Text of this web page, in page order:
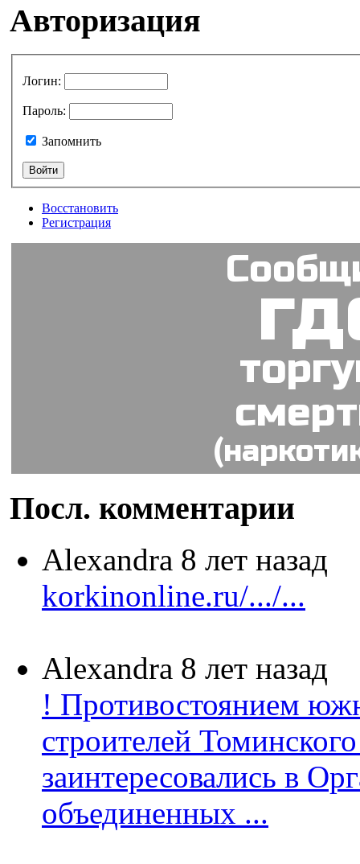
Авторизация
Логин:
Пароль:
Запомнить
Восстановить
Регистрация
Посл. комментарии
Alexandra 8 лет назад
korkinonline.ru/.../...
Alexandra 8 лет назад
! Противостоянием
строителей
заинтересовались в
объединенных ...